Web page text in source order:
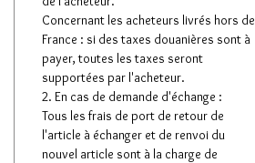
Concernant les acheteurs livrés hors de
France : si des taxes douanières sont à
payer, toutes les taxes seront
supportées par l'acheteur.
2. En cas de demande d'échange :
Tous les frais de port de retour de
l'article à échanger et de renvoi du
nouvel article sont à la charge de